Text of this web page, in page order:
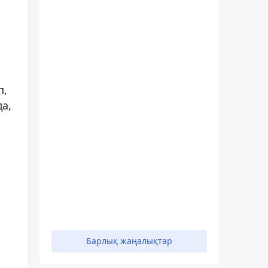
Барлық жаңалықтар